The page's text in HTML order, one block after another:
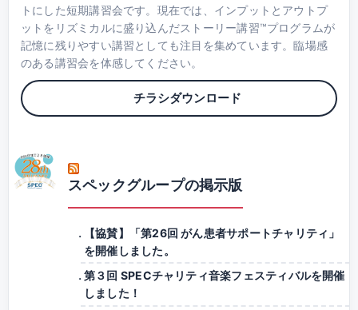
トにした短期講習会です。現在では、インプットとアウトプ
ットをリズミカルに盛り込んだストーリー講習™プログラムが
記憶に残りやすい講習としても注目を集めています。臨場感
のある講習会を体感してください。
チラシダウンロード
スペックグループの掲示版
【協賛】「第26回 がん患者サポートチャリティ」
を開催しました。
第３回 SPECチャリティ音楽フェスティバルを開催
しました！